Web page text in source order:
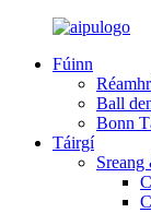
Fúinn
Ball
Bonn
Táirgí
Sreang